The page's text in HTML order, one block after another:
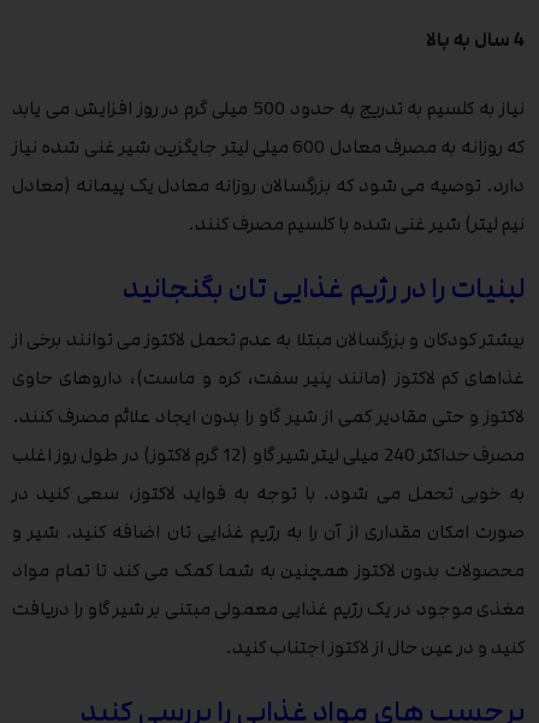
4 سال به بالا
نیاز به کلسیم به تدریج به حدود 500 میلی گرم در روز افزایش می یابد
که روزانه به مصرف معادل 600 میلی لیتر جایگزین شیر غنی شده نیاز
دارد. توصیه می شود که بزرگسالان روزانه معادل یک پیمانه (معادل
نیم لیتر) شیر غنی شده با کلسیم مصرف کنند.
لبنیات را در رژیم غذایی تان بگنجانید
بیشتر کودکان و بزرگسالان مبتلا به عدم تحمل لاکتوز می توانند برخی از
غذاهای کم لاکتوز (مانند پنیر سفت، کره و ماست)، داروهای حاوی
لاکتوز و حتی مقادیر کمی از شیر گاو را بدون ایجاد علائم مصرف کنند.
مصرف حداکثر 240 میلی لیتر شیر گاو (12 گرم لاکتوز) در طول روز اغلب
به خوبی تحمل می شود. با توجه به فواید لاکتوز، سعی کنید در
صورت امکان مقداری از آن را به رژیم غذایی تان اضافه کنید. شیر و
محصولات بدون لاکتوز همچنین به شما کمک می کند تا تمام مواد
مغذی موجود در یک رژیم غذایی معمولی مبتنی بر شیر گاو را دریافت
کنید و در عین حال از لاکتوز اجتناب کنید.
برچسب های مواد غذایی را بررسی کنید